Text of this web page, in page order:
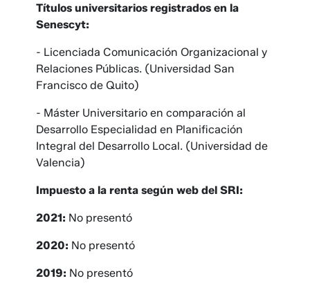
Títulos universitarios registrados en la
Senescyt:
- Licenciada Comunicación Organizacional y
Relaciones Públicas. (Universidad San
Francisco de Quito)
- Máster Universitario en comparación al
Desarrollo Especialidad en Planificación
Integral del Desarrollo Local. (Universidad de
Valencia)
Impuesto a la renta según web del SRI:
2021: No presentó
2020: No presentó
2019: No presentó